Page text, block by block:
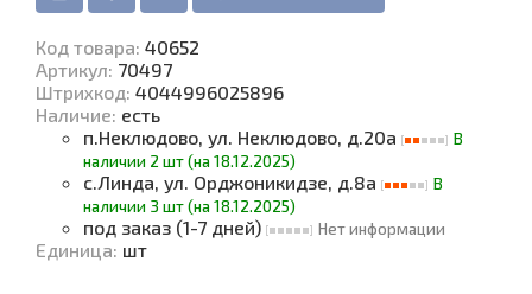
Код товара: 40652
Артикул: 70497
Штрихкод: 4044996025896
Наличие: есть
п.Неклюдово, ул. Неклюдово, д.20а
В
наличии 2 шт (на 18.12.2025)
с.Линда, ул. Орджоникидзе, д.8а
В
наличии 3 шт (на 18.12.2025)
под заказ (1-7 дней) Нет информации
Единица: шт